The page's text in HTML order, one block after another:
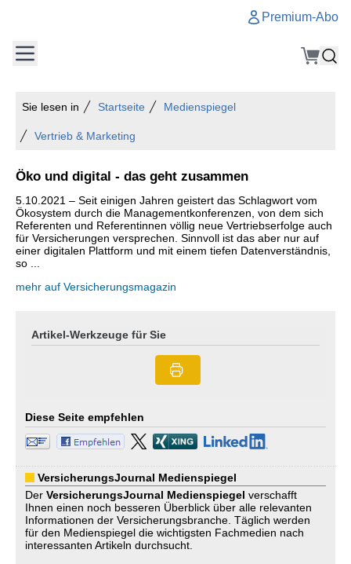
Premium-Abo
Sie lesen in Startseite Medienspiegel
Vertrieb & Marketing
Öko und digital - das geht zusammen
5.10.2021 – Seit einigen Jahren geistert das Schlagwort vom
Ökosystem durch die Managementkonferenzen, von dem sich
Referenten und Referentinnen völlig neue Vertriebserfolge auch
für Versicherungen versprechen. Sinnvoll ist das aber nur auf
einer digitalen Plattform und mit einem tiefen Datenverständnis,
so ...
mehr auf Versicherungsmagazin
Artikel-Werkzeuge für Sie
Diese Seite empfehlen
VersicherungsJournal Medienspiegel
Der VersicherungsJournal Medienspiegel verschafft
Ihnen einen noch besseren Überblick über alle relevanten
Informationen der Versicherungsbranche. Täglich werden
für den Medienspiegel die wichtigsten Fachmedien nach
interessanten Artikeln durchsucht.